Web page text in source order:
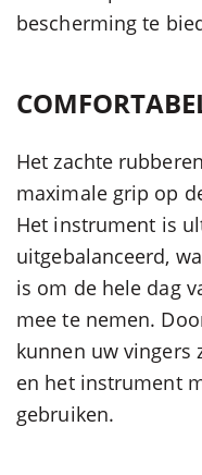
bescherming te
Het zachte
maximale grip op
Het instrument is
uitgebalanceerd,
is om de hele dag
mee te nemen.
kunnen uw vingers
en het instrument
gebruiken.